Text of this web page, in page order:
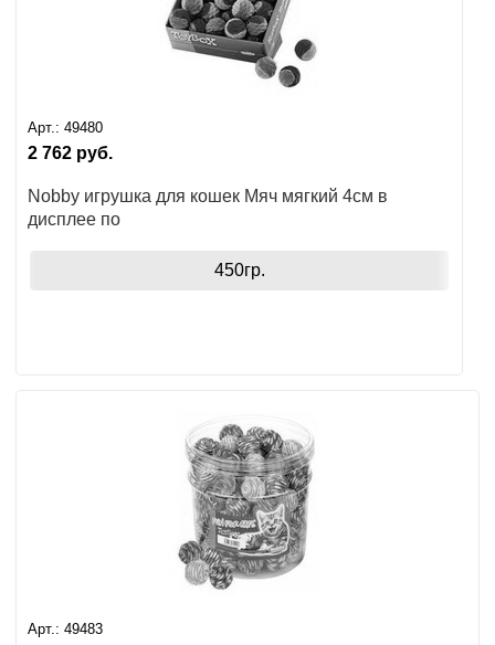
Арт.: 49480
2 762 руб.
Nobby игрушка для кошек Мяч мягкий 4см в
дисплее по
450гр.
Арт.: 49483